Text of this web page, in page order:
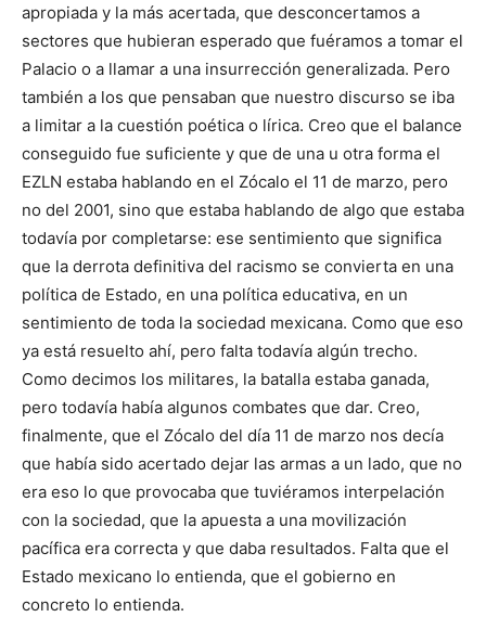
apropiada y la más acertada, que desconcertamos a
sectores que hubieran esperado que fuéramos a tomar el
Palacio o a llamar a una insurrección generalizada. Pero
también a los que pensaban que nuestro discurso se iba
a limitar a la cuestión poética o lírica. Creo que el balance
conseguido fue suficiente y que de una u otra forma el
EZLN estaba hablando en el Zócalo el 11 de marzo, pero
no del 2001, sino que estaba hablando de algo que estaba
todavía por completarse: ese sentimiento que significa
que la derrota definitiva del racismo se convierta en una
política de Estado, en una política educativa, en un
sentimiento de toda la sociedad mexicana. Como que eso
ya está resuelto ahí, pero falta todavía algún trecho.
Como decimos los militares, la batalla estaba ganada,
pero todavía había algunos combates que dar. Creo,
finalmente, que el Zócalo del día 11 de marzo nos decía
que había sido acertado dejar las armas a un lado, que no
era eso lo que provocaba que tuviéramos interpelación
con la sociedad, que la apuesta a una movilización
pacífica era correcta y que daba resultados. Falta que el
Estado mexicano lo entienda, que el gobierno en
concreto lo entienda.